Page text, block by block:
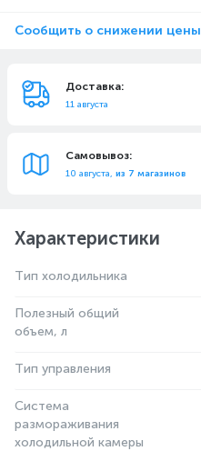
Сообщить о снижении цены
Доставка:
11 августа
Самовывоз:
10 августа, из 7 магазинов
Характеристики
Тип холодильника
Полезный общий
объем, л
Тип управления
Система
размораживания
холодильной камеры